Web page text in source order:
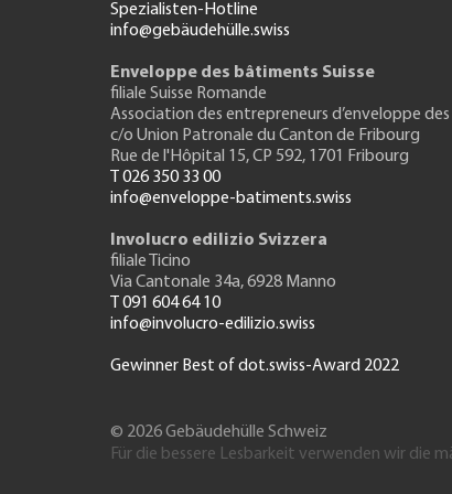
Spezialisten-Hotline
info@gebäudehülle.swiss
Enveloppe des bâtiments Suisse
filiale Suisse Romande
Association des entrepreneurs d’enveloppe
c/o Union Patronale du Canton de Fribourg
Rue de l'Hôpital 15, CP 592, 1701 Fribourg
T 026 350 33 00
info@enveloppe-batiments.swiss
Involucro edilizio Svizzera
filiale Ticino
Via Cantonale 34a, 6928 Manno
T 091 604 64 10
info@involucro-edilizio.swiss
Gewinner Best of dot.swiss-Award 2022
© 2026 Gebäudehülle Schweiz
Für die bessere Lesbarkeit verwenden wir die